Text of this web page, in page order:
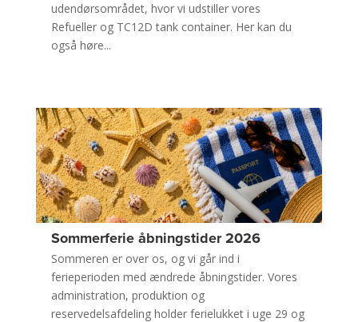
udendørsområdet, hvor vi udstiller vores
Refueller og TC12D tank container. Her kan du
også høre...
Sommerferie åbningstider 2026
Sommeren er over os, og vi går ind i
ferieperioden med ændrede åbningstider. Vores
administration, produktion og
reservedelsafdeling holder ferielukket i uge 29 og